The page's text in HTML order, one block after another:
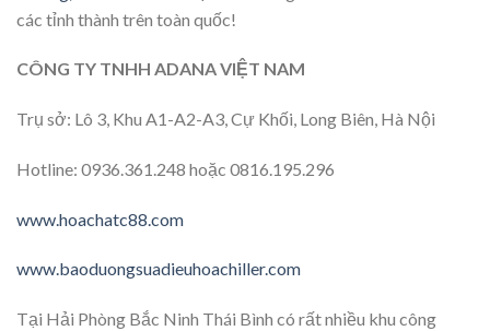
các tỉnh thành trên toàn quốc!
CÔNG TY TNHH ADANA VIỆT NAM
Trụ sở: Lô 3, Khu A1-A2-A3, Cự Khối, Long Biên, Hà Nội
Hotline: 0936.361.248 hoặc 0816.195.296
www.hoachatc88.com
www.baoduongsuadieuhoachiller.com
Tại Hải Phòng Bắc Ninh Thái Bình có rất nhiều khu công